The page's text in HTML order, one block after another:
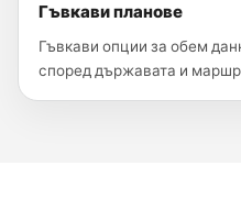
Гъвкави планове
Гъвкави опции за обем
според държавата и